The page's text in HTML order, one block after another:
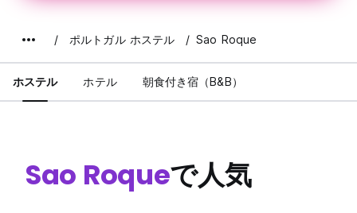
ポルトガル ホステル Sao Roque
ホステル ホテル 朝食付き宿（B&B）
Sao Roqueで人気